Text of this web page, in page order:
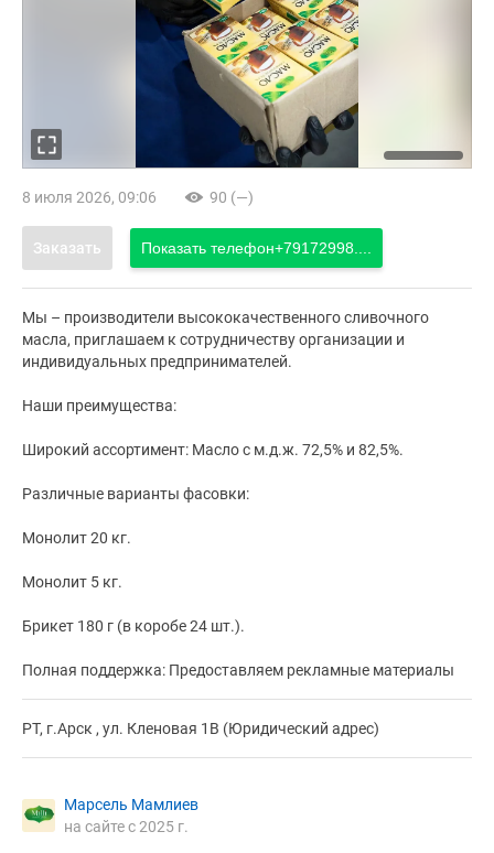
8 июля 2026, 09:06 90 (—)
Заказать Показать телефон+79172998....
Мы – производители высококачественного сливочного
масла, приглашаем к сотрудничеству организации и
индивидуальных предпринимателей.
Наши преимущества:
Широкий ассортимент: Масло с м.д.ж. 72,5% и 82,5%.
Различные варианты фасовки:
Монолит 20 кг.
Монолит 5 кг.
Брикет 180 г (в коробе 24 шт.).
Полная поддержка: Предоставляем рекламные материалы
РТ, г.Арск , ул. Кленовая 1В (Юридический адрес)
Марсель Мамлиев
на сайте с 2025 г.